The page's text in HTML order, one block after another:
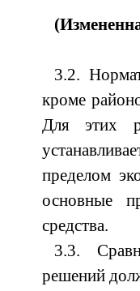
3.2.
кроме
Для этих
пределом
основные
средства.
3.3.
решений